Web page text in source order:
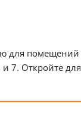
для
Откройте для